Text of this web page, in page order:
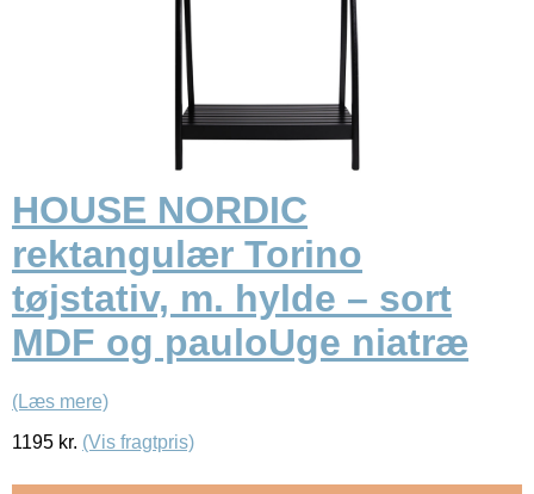
HOUSE NORDIC
rektangulær Torino
tøjstativ, m. hylde – sort
MDF og pauloUge niatræ
(Læs mere)
1195 kr. (Vis fragtpris)